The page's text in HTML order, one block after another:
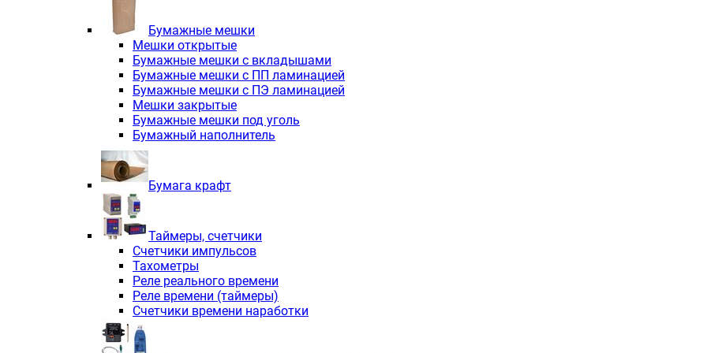
Электродвигатели асинхронные трёхфазные с тормозом INNOVARI
Электродвигатели асинхронные трёхфазные взрывозащищенные INNOVARI
Трехфазные асинхронные электродвигатели INNORED
Независимая вентиляция INNORED
Взрывозащищенная независимая вентиляция INNOVARI
Одноступенчатые цилиндрические редукторы INNORED
Экономичные червячные редукторы INNORED в квадратном корпусе
Компактные мотор-редукторы INNORED
Компактные мотор-редукторы INNORED MC
Вибраторы INNORED
Вариаторы INNORED
Бумажные мешки
Мешки открытые
Бумажные мешки с вкладышами
Бумажные мешки с ПП ламинацией
Бумажные мешки с ПЭ ламинацией
Мешки закрытые
Бумажные мешки под уголь
Бумажный наполнитель
Бумага крафт
Таймеры, счетчики
Счетчики импульсов
Тахометры
Реле реального времени
Реле времени (таймеры)
Счетчики времени наработки